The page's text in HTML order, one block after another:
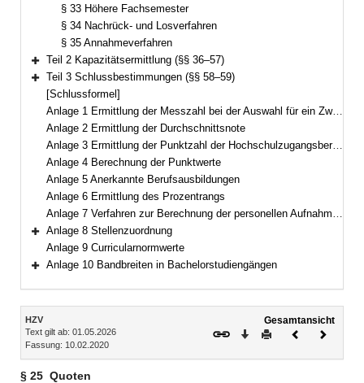
§ 33 Höhere Fachsemester
§ 34 Nachrück- und Losverfahren
§ 35 Annahmeverfahren
Bereich erweitern
Teil 2 Kapazitätsermittlung (§§ 36–57)
Bereich erweitern
Teil 3 Schlussbestimmungen (§§ 58–59)
[Schlussformel]
Anlage 1 Ermittlung der Messzahl bei der Auswahl für ein Zweitstudium
Anlage 2 Ermittlung der Durchschnittsnote
Anlage 3 Ermittlung der Punktzahl der Hochschulzugangsberechtigung
Anlage 4 Berechnung der Punktwerte
Anlage 5 Anerkannte Berufsausbildungen
Anlage 6 Ermittlung des Prozentrangs
Anlage 7 Verfahren zur Berechnung der personellen Aufnahmekapazität
Bereich erweitern
Anlage 8 Stellenzuordnung
Anlage 9 Curricularnormwerte
Anlage 10 Bandbreiten in Bachelorstudiengängen
Inhalt
HZV
Text gilt ab: 01.05.2026
Fassung: 10.02.2020
Gesamtansicht
Download
DruckenVorheriges
§ 25 Quoten